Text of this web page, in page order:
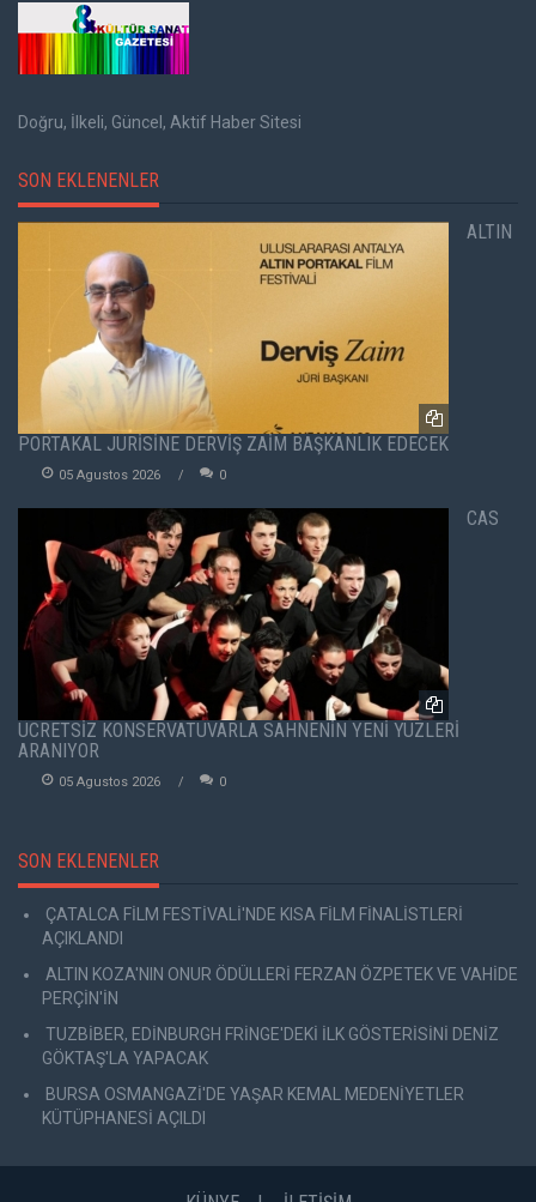
Doğru, İlkeli, Güncel, Aktif Haber Sitesi
SON EKLENENLER
ALTIN
PORTAKAL JÜRİSİNE DERVİŞ ZAİM BAŞKANLIK EDECEK
05 Agustos 2026 0
CAS
ÜCRETSİZ KONSERVATUVARLA SAHNENİN YENİ YÜZLERİ
ARANIYOR
05 Agustos 2026 0
SON EKLENENLER
ÇATALCA FİLM FESTİVALİ'NDE KISA FİLM FİNALİSTLERİ
AÇIKLANDI
ALTIN KOZA'NIN ONUR ÖDÜLLERİ FERZAN ÖZPETEK VE VAHİDE
PERÇİN'İN
TUZBİBER, EDİNBURGH FRİNGE'DEKİ İLK GÖSTERİSİNİ DENİZ
GÖKTAŞ'LA YAPACAK
BURSA OSMANGAZİ'DE YAŞAR KEMAL MEDENİYETLER
KÜTÜPHANESİ AÇILDI